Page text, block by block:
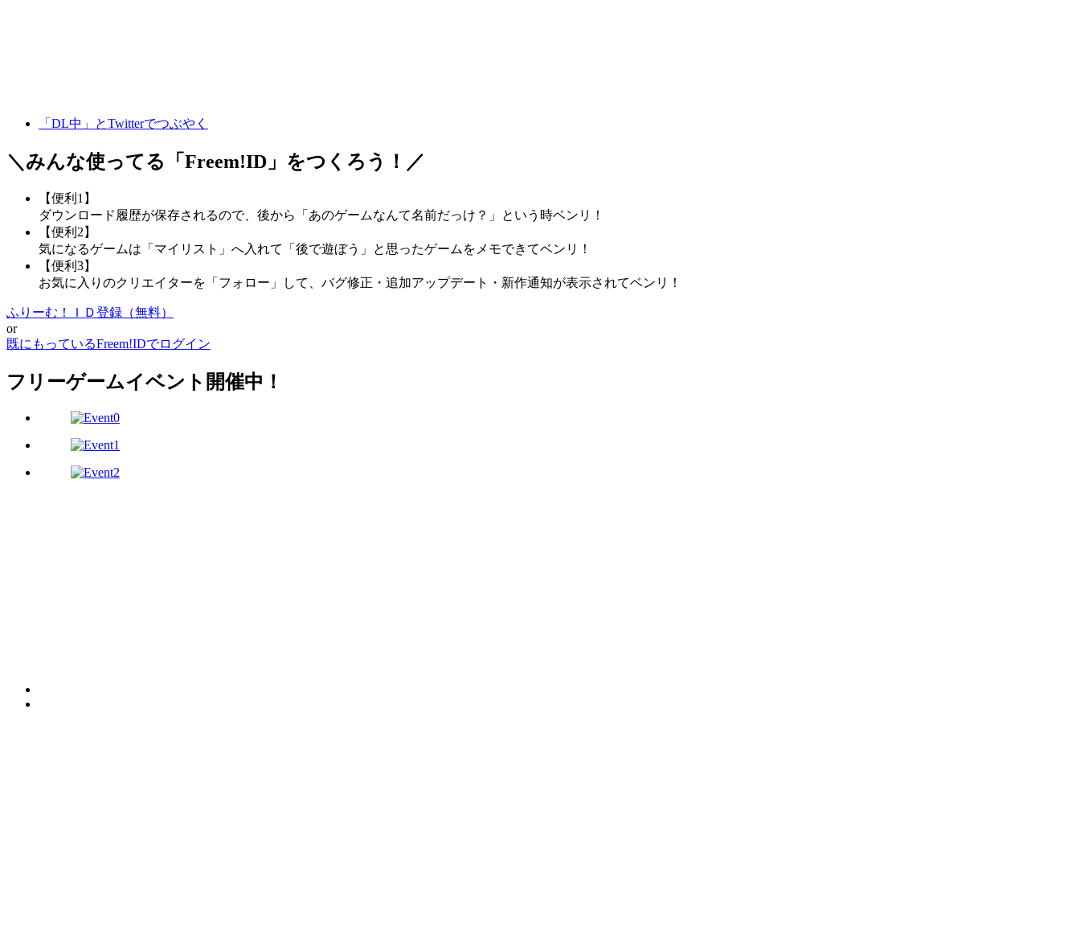
「DL中」とTwitterでつぶやく
＼みんな使ってる「 Freem!ID 」をつくろう！／
【便利1】
ダウンロード履歴が保存されるので、後から「あのゲームなんて名前だっけ？」という時ベンリ！
【便利2】
気になるゲームは「マイリスト」へ入れて「後で遊ぼう」と思ったゲームをメモできてベンリ！
【便利3】
お気に入りのクリエイターを「フォロー」して、バグ修正・追加アップデート・新作通知が表示されてベンリ！
ふりーむ！ＩＤ登録（無料）
or
既にもっているFreem!IDでログイン
フリーゲームイベント開催中！